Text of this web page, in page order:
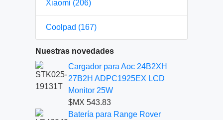
Xiaomi (206)
Coolpad (167)
Nuestras novedades
Cargador para Aoc 24B2XH
27B2H ADPC1925EX LCD
Monitor 25W
$MX 543.83
Batería para Range Rover